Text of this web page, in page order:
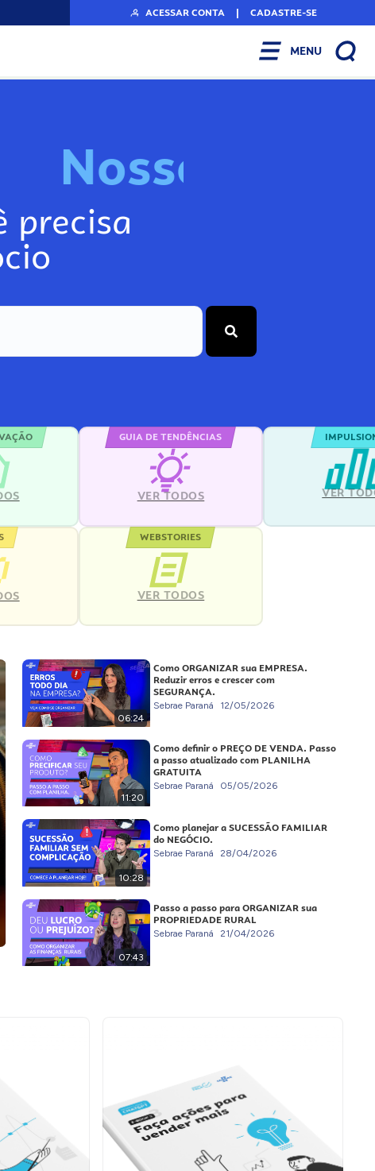
ACESSAR CONTA | CADASTRE-SE
MENU
Nosso
precisa
GUIA DE TENDÊNCIAS
VER TODOS VER
WEBSTORIES
VER TODOS
06:24
Como ORGANIZAR sua EMPRESA.
Reduzir erros e crescer com
SEGURANÇA.
Sebrae Paraná 12/05/2026
11:20
Como definir o PREÇO DE VENDA. Passo
a passo atualizado com PLANILHA
GRATUITA
Sebrae Paraná 05/05/2026
10:28
Como planejar a SUCESSÃO FAMILIAR
do NEGÓCIO.
Sebrae Paraná 28/04/2026
07:43
Passo a passo para ORGANIZAR sua
PROPRIEDADE RURAL
Sebrae Paraná 21/04/2026